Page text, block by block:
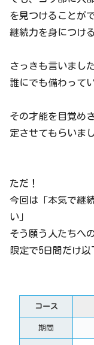
を見つけることが
継続力を身につけ
さっきも言いまし
誰にでも備わって
その才能を目覚め
定させてもらいまし
ただ！
今回は「本気で継
い」
そう願う人たちへ
限定で5日間だけ
コース
期間